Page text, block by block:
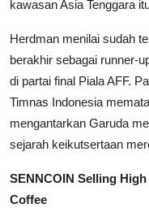
kawasan Asia Tenggara
Herdman menilai sudah
berakhir sebagai runner-
di partai final Piala AFF.
Timnas Indonesia
mengantarkan Garuda
sejarah keikutsertaan
SENNCOIN Selling
Coffee